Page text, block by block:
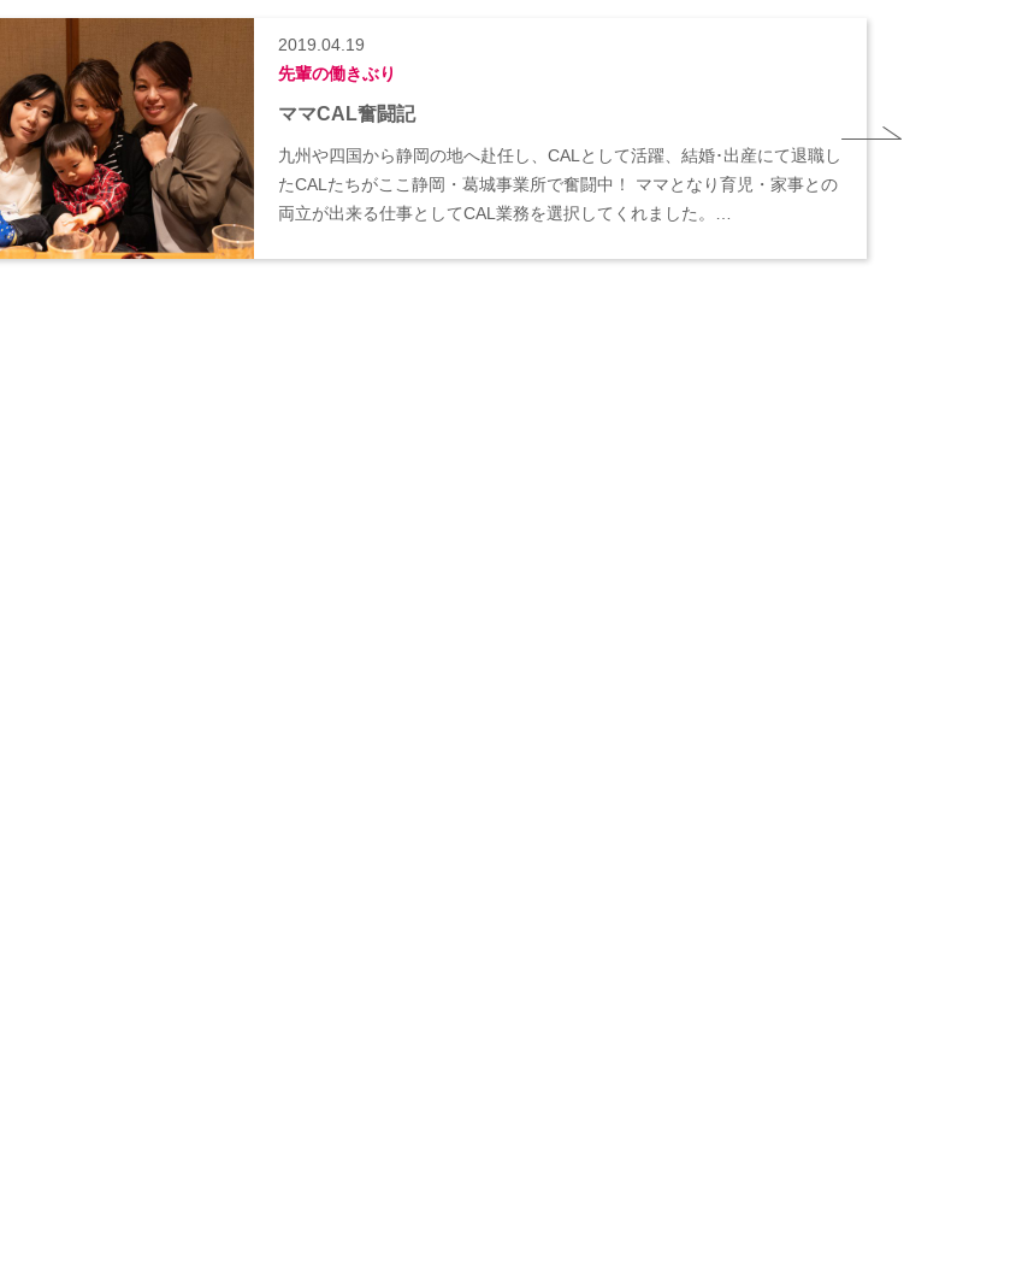
2019.04.19
先輩の働きぶり
ママCAL奮闘記
九州や四国から静岡の地へ赴任し、CALとして活躍、結婚･出産にて退職し
たCALたちがここ静岡・葛城事業所で奮闘中！ ママとなり育児・家事との
両立が出来る仕事としてCAL業務を選択してくれました。…